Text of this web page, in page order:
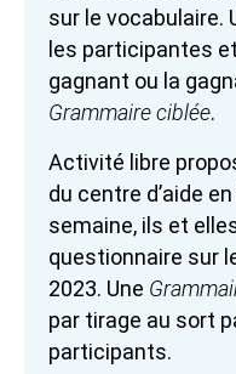
sur le vocabulaire.
les participantes
gagnant ou la
Grammaire ciblée.
Activité libre
du centre d’aide
semaine, ils et
questionnaire sur
2023. Une
par tirage au sort
participants.